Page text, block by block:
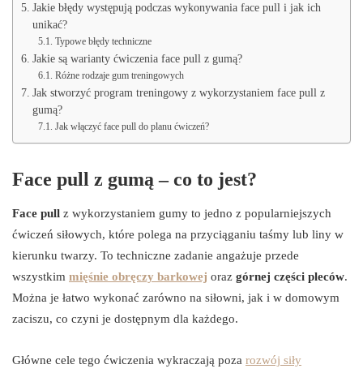
Jakie błędy występują podczas wykonywania face pull i jak ich
unikać?
Typowe błędy techniczne
Jakie są warianty ćwiczenia face pull z gumą?
Różne rodzaje gum treningowych
Jak stworzyć program treningowy z wykorzystaniem face pull z
gumą?
Jak włączyć face pull do planu ćwiczeń?
Face pull z gumą – co to jest?
Face pull z wykorzystaniem gumy to jedno z popularniejszych
ćwiczeń siłowych, które polega na przyciąganiu taśmy lub liny w
kierunku twarzy. To techniczne zadanie angażuje przede
wszystkim mięśnie obręczy barkowej oraz górnej części pleców.
Można je łatwo wykonać zarówno na siłowni, jak i w domowym
zaciszu, co czyni je dostępnym dla każdego.
Główne cele tego ćwiczenia wykraczają poza rozwój siły